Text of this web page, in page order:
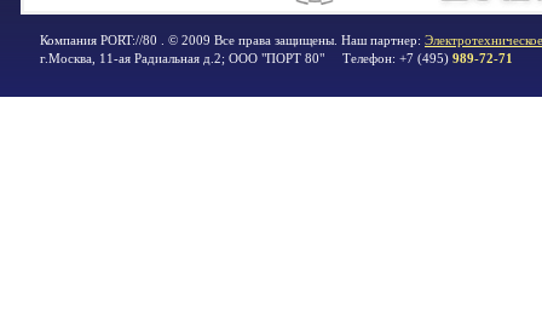
Компания PORT://80 . © 2009 Все права защищены. Наш партнер:
г.Москва 11-ая Радиальная д.2; ООО "ПОРТ 80" Телефон: +7 (495) 989-72-71